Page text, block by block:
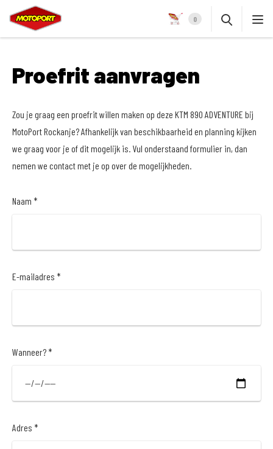
0
Proefrit aanvragen
Zou je graag een proefrit willen maken op deze KTM 890 ADVENTURE bij
MotoPort Rockanje? Afhankelijk van beschikbaarheid en planning kijken
we graag voor je of dit mogelijk is. Vul onderstaand formulier in, dan
nemen we contact met je op over de mogelijkheden.
Naam *
E-mailadres *
Wanneer? *
Adres *